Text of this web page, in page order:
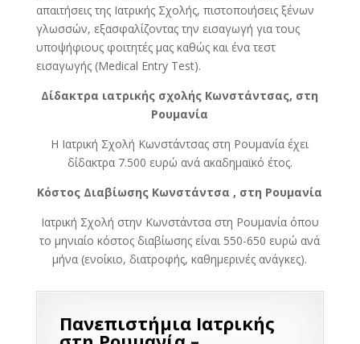
απαιτήσεις της Ιατρικής Σχολής, πιστοποιήσεις ξένων
γλωσσών, εξασφαλίζοντας την εισαγωγή για τους
υποψήφιους φοιτητές μας καθώς και ένα τεστ
εισαγωγής (Medical Entry Test).
Δίδακτρα ιατρικής σχολής Κωνστάντσας, στη
Ρουμανία
Η Ιατρική Σχολή Κωνστάντσας στη Ρουμανία έχει
δίδακτρα 7.500 ευρώ ανά ακαδημαϊκό έτος.
Κόστος Διαβίωσης Κωνστάντσα , στη Ρουμανία
Ιατρική Σχολή στην Κωνστάντσα στη Ρουμανία όπου
το μηνιαίο κόστος διαβίωσης είναι 550-650 ευρώ ανά
μήνα (ενοίκιο, διατροφής, καθημερινές ανάγκες).
Πανεπιστήμια Ιατρικής